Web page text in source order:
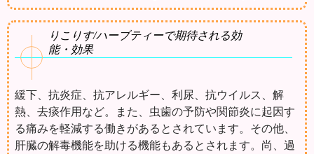
りこりす/ハーブティーで期待される効
能・効果
緩下、抗炎症、抗アレルギー、利尿、抗ウイルス、解
熱、去痰作用など。また、虫歯の予防や関節炎に起因す
る痛みを軽減する働きがあるとされています。その他、
肝臓の解毒機能を助ける機能もあるとされます。尚、過